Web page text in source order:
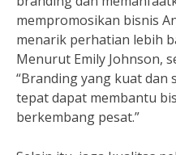
mempromosikan bisnis
menarik perhatian lebih
Menurut Emily Johnson,
“Branding yang kuat dan
tepat dapat membantu
berkembang pesat.”